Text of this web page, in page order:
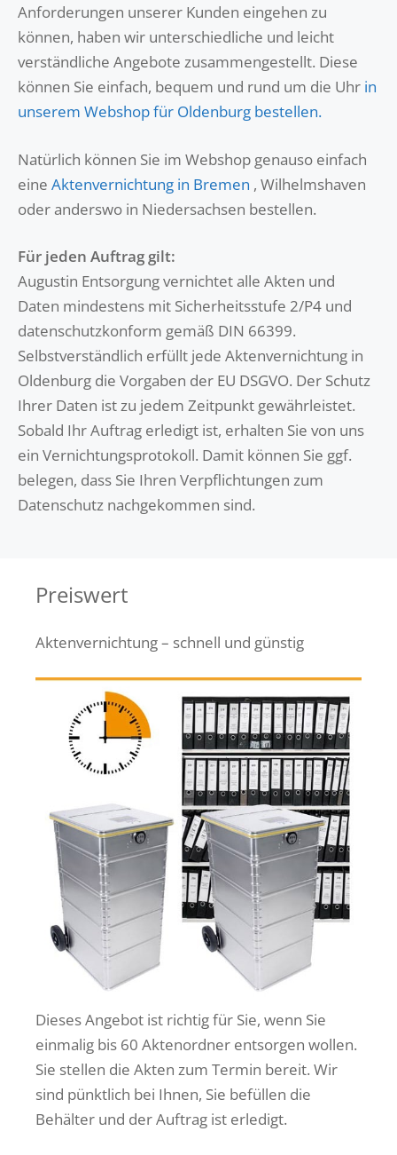
Anforderungen unserer Kunden eingehen zu
können, haben wir unterschiedliche und leicht
verständliche Angebote zusammengestellt. Diese
können Sie einfach, bequem und rund um die Uhr in
unserem Webshop für Oldenburg bestellen.
Natürlich können Sie im Webshop genauso einfach
eine Aktenvernichtung in Bremen , Wilhelmshaven
oder anderswo in Niedersachsen bestellen.
Für jeden Auftrag gilt:
Augustin Entsorgung vernichtet alle Akten und
Daten mindestens mit Sicherheitsstufe 2/P4 und
datenschutzkonform gemäß DIN 66399.
Selbstverständlich erfüllt jede Aktenvernichtung in
Oldenburg die Vorgaben der EU DSGVO. Der Schutz
Ihrer Daten ist zu jedem Zeitpunkt gewährleistet.
Sobald Ihr Auftrag erledigt ist, erhalten Sie von uns
ein Vernichtungsprotokoll. Damit können Sie ggf.
belegen, dass Sie Ihren Verpflichtungen zum
Datenschutz nachgekommen sind.
Preiswert
Aktenvernichtung – schnell und günstig
Dieses Angebot ist richtig für Sie, wenn Sie
einmalig bis 60 Aktenordner entsorgen wollen.
Sie stellen die Akten zum Termin bereit. Wir
sind pünktlich bei Ihnen, Sie befüllen die
Behälter und der Auftrag ist erledigt.